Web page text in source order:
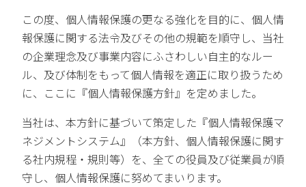
この度、個人情報保護の更なる強化を目的に、個人情
報保護に関する法令及びその他の規範を順守し、当社
の企業理念及び事業内容にふさわしい自主的なルー
ル、及び体制をもって個人情報を適正に取り扱うため
に、ここに『個人情報保護方針』を定めました。
当社は、本方針に基づいて策定した『個人情報保護マ
ネジメントシステム』（本方針、個人情報保護に関す
る社内規程・規則等）を、全ての役員及び従業員が順
守し、個人情報保護に努めてまいります。